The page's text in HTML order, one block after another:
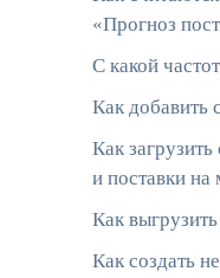
«Прогноз
С какой
Как добавить
Как
и поставки на
Как
Как создать